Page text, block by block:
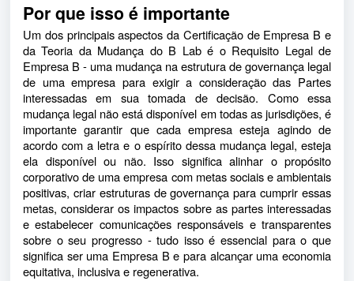
Por que isso é importante
Um dos principais aspectos da Certificação de Empresa B e
da Teoria da Mudança do B Lab é o Requisito Legal de
Empresa B - uma mudança na estrutura de governança legal
de uma empresa para exigir a consideração das Partes
interessadas em sua tomada de decisão. Como essa
mudança legal não está disponível em todas as jurisdições, é
importante garantir que cada empresa esteja agindo de
acordo com a letra e o espírito dessa mudança legal, esteja
ela disponível ou não. Isso significa alinhar o propósito
corporativo de uma empresa com metas sociais e ambientais
positivas, criar estruturas de governança para cumprir essas
metas, considerar os impactos sobre as partes interessadas
e estabelecer comunicações responsáveis e transparentes
sobre o seu progresso - tudo isso é essencial para o que
significa ser uma Empresa B e para alcançar uma economia
equitativa, inclusiva e regenerativa.